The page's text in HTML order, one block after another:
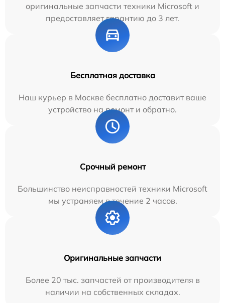
оригинальные запчасти техники Microsoft и
предоставляет гарантию до 3 лет.
Бесплатная доставка
Наш курьер в Москве бесплатно доставит ваше
устройство на ремонт и обратно.
Срочный ремонт
Большинство неисправностей техники Microsoft
мы устраняем в течение 2 часов.
Оригинальные запчасти
Более 20 тыс. запчастей от производителя в
наличии на собственных складах.